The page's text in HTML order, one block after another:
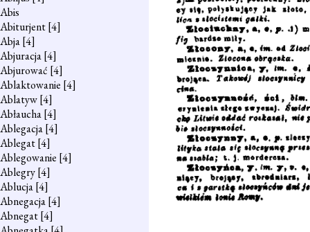
Abis
Abiturjent[4]
Abja[4]
Abjuracja[4]
Abjurować [4]
Ablaktowanie [4]
Ablatyw[4]
Abłaucha[4]
Ablegacja[4]
Ablegat[4]
Ablegowanie [4]
Ablegry[4]
Ablucja[4]
Abnegacja[4]
Abnegat[4]